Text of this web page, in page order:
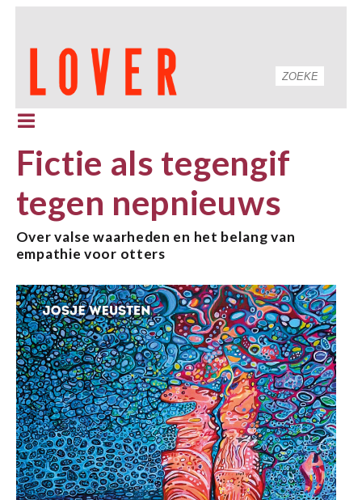
Fictie als tegengif
tegen nepnieuws
Over valse waarheden en het belang van
empathie voor otters